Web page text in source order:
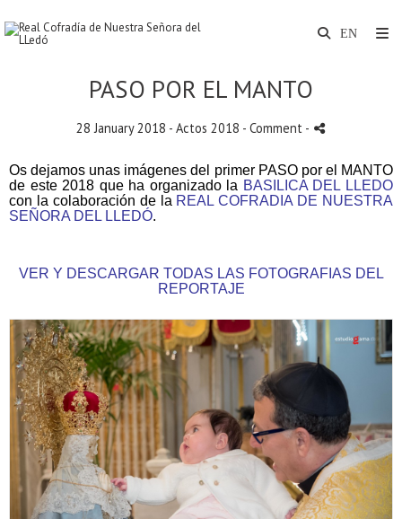
PASO POR EL MANTO
28 January 2018 - Actos 2018 - Comment -
Os dejamos unas imágenes del primer PASO por el MANTO
de este 2018 que ha organizado la BASILICA DEL LLEDO
con la colaboración de la REAL COFRADIA DE NUESTRA
SEÑORA DEL LLEDÓ.
VER Y DESCARGAR TODAS LAS FOTOGRAFIAS DEL
REPORTAJE